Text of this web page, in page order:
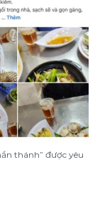
thánh” được yêu